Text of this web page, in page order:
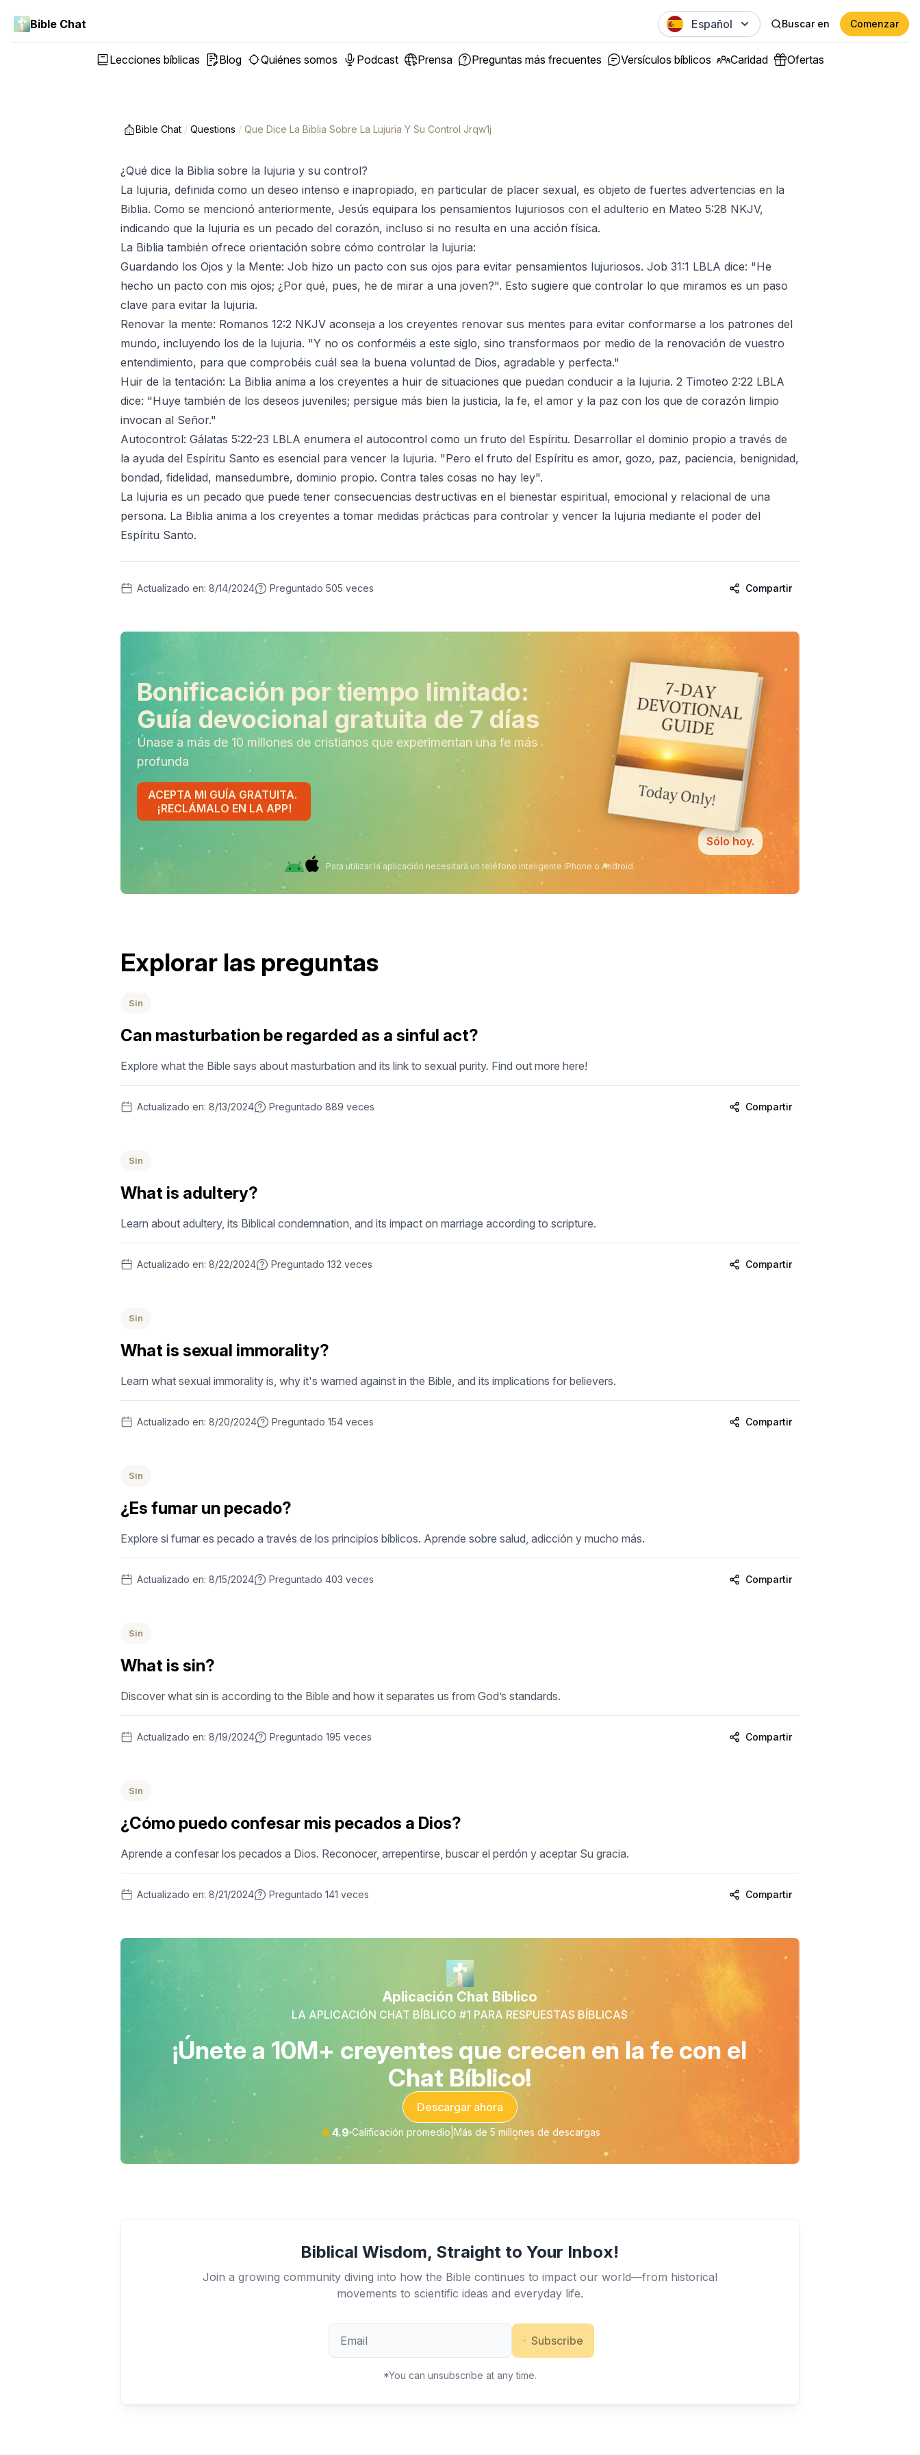
Bible Chat Español Buscar en Comenzar
Lecciones bíblicas Blog Quiénes somos Podcast Prensa Preguntas más frecuentes Versículos bíblicos Caridad Ofertas
Bible Chat / Questions / Que Dice La Biblia Sobre La Lujuria Y Su Control Jrqw1j
¿Qué dice la Biblia sobre la lujuria y su control?
La lujuria, definida como un deseo intenso e inapropiado, en particular de placer sexual, es objeto de fuertes advertencias en la
Biblia. Como se mencionó anteriormente, Jesús equipara los pensamientos lujuriosos con el adulterio en Mateo 5:28 NKJV,
indicando que la lujuria es un pecado del corazón, incluso si no resulta en una acción física.
La Biblia también ofrece orientación sobre cómo controlar la lujuria:
Guardando los Ojos y la Mente: Job hizo un pacto con sus ojos para evitar pensamientos lujuriosos. Job 31:1 LBLA dice: "He
hecho un pacto con mis ojos; ¿Por qué, pues, he de mirar a una joven?". Esto sugiere que controlar lo que miramos es un paso
clave para evitar la lujuria.
Renovar la mente: Romanos 12:2 NKJV aconseja a los creyentes renovar sus mentes para evitar conformarse a los patrones del
mundo, incluyendo los de la lujuria. "Y no os conforméis a este siglo, sino transformaos por medio de la renovación de vuestro
entendimiento, para que comprobéis cuál sea la buena voluntad de Dios, agradable y perfecta."
Huir de la tentación: La Biblia anima a los creyentes a huir de situaciones que puedan conducir a la lujuria. 2 Timoteo 2:22 LBLA
dice: "Huye también de los deseos juveniles; persigue más bien la justicia, la fe, el amor y la paz con los que de corazón limpio
invocan al Señor."
Autocontrol: Gálatas 5:22-23 LBLA enumera el autocontrol como un fruto del Espíritu. Desarrollar el dominio propio a través de
la ayuda del Espíritu Santo es esencial para vencer la lujuria. "Pero el fruto del Espíritu es amor, gozo, paz, paciencia, benignidad,
bondad, fidelidad, mansedumbre, dominio propio. Contra tales cosas no hay ley".
La lujuria es un pecado que puede tener consecuencias destructivas en el bienestar espiritual, emocional y relacional de una
persona. La Biblia anima a los creyentes a tomar medidas prácticas para controlar y vencer la lujuria mediante el poder del
Espíritu Santo.
Actualizado en: 8/14/2024 Preguntado 505 veces Compartir
Bonificación por tiempo limitado:
Guía devocional gratuita de 7 días
Únase a más de 10 millones de cristianos que experimentan una fe más
profunda
ACEPTA MI GUÍA GRATUITA.
¡RECLÁMALO EN LA APP!
Sólo hoy.
Para utilizar la aplicación necesitará un teléfono inteligente iPhone o Android.
Explorar las preguntas
Sin
Can masturbation be regarded as a sinful act?
Explore what the Bible says about masturbation and its link to sexual purity. Find out more here!
Actualizado en: 8/13/2024 Preguntado 889 veces Compartir
Sin
What is adultery?
Learn about adultery, its Biblical condemnation, and its impact on marriage according to scripture.
Actualizado en: 8/22/2024 Preguntado 132 veces Compartir
Sin
What is sexual immorality?
Learn what sexual immorality is, why it's warned against in the Bible, and its implications for believers.
Actualizado en: 8/20/2024 Preguntado 154 veces Compartir
Sin
¿Es fumar un pecado?
Explore si fumar es pecado a través de los principios bíblicos. Aprende sobre salud, adicción y mucho más.
Actualizado en: 8/15/2024 Preguntado 403 veces Compartir
Sin
What is sin?
Discover what sin is according to the Bible and how it separates us from God’s standards.
Actualizado en: 8/19/2024 Preguntado 195 veces Compartir
Sin
¿Cómo puedo confesar mis pecados a Dios?
Aprende a confesar los pecados a Dios. Reconocer, arrepentirse, buscar el perdón y aceptar Su gracia.
Actualizado en: 8/21/2024 Preguntado 141 veces Compartir
Aplicación Chat Bíblico
LA APLICACIÓN CHAT BÍBLICO #1 PARA RESPUESTAS BÍBLICAS
¡Únete a 10M+ creyentes que crecen en la fe con el
Chat Bíblico!
Descargar ahora
★4.9 Calificación promedio Más de 5 millones de descargas
Biblical Wisdom, Straight to Your Inbox!
Join a growing community diving into how the Bible continues to impact our world—from historical
movements to scientific ideas and everyday life.
Subscribe
*You can unsubscribe at any time.